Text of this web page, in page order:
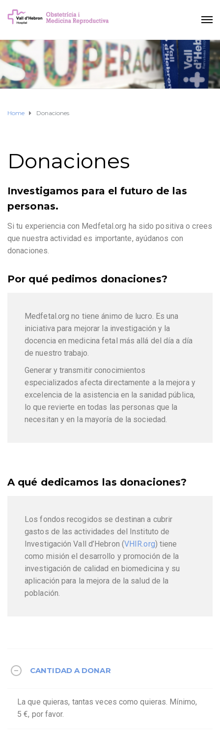
Home Donaciones
Donaciones
Investigamos para el futuro de las
personas.
Si tu experiencia con Medfetal.org ha sido positiva o crees
que nuestra actividad es importante, ayúdanos con
donaciones.
Por qué pedimos donaciones?
Medfetal.org no tiene ánimo de lucro. Es una
iniciativa para mejorar la investigación y la
docencia en medicina fetal más allá del día a día
de nuestro trabajo.
Generar y transmitir conocimientos
especializados afecta directamente a la mejora y
excelencia de la asistencia en la sanidad pública,
lo que revierte en todas las personas que la
necesitan y en la mayoría de la sociedad.
A qué dedicamos las donaciones?
Los fondos recogidos se destinan a cubrir
gastos de las actividades del Instituto de
Investigación Vall d’Hebron (VHIR.org) tiene
como misión el desarrollo y promoción de la
investigación de calidad en biomedicina y su
aplicación para la mejora de la salud de la
población.
CANTIDAD A DONAR
La que quieras, tantas veces como quieras. Mínimo,
5 €, por favor.